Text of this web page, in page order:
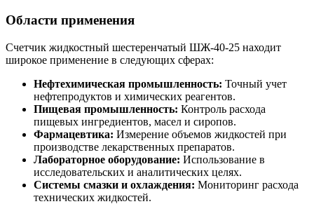
Области применения
Счетчик жидкостный шестеренчатый ШЖ-40-25 находит
широкое применение в следующих сферах:
Нефтехимическая промышленность: Точный учет
нефтепродуктов и химических реагентов.
Пищевая промышленность: Контроль расхода
пищевых ингредиентов, масел и сиропов.
Фармацевтика: Измерение объемов жидкостей при
производстве лекарственных препаратов.
Лабораторное оборудование: Использование в
исследовательских и аналитических целях.
Системы смазки и охлаждения: Мониторинг расхода
технических жидкостей.